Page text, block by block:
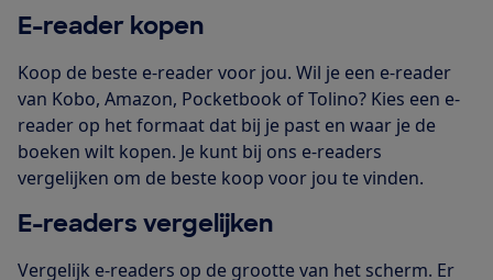
E-reader kopen
Koop de beste e-reader voor jou. Wil je een e-reader
van Kobo, Amazon, Pocketbook of Tolino? Kies een e-
reader op het formaat dat bij je past en waar je de
boeken wilt kopen. Je kunt bij ons e-readers
vergelijken om de beste koop voor jou te vinden.
E-readers vergelijken
Vergelijk e-readers op de grootte van het scherm. Er